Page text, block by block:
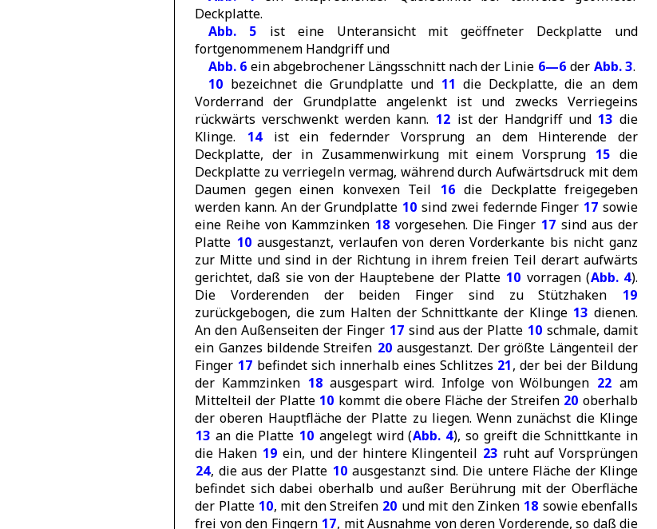
Deckplatte.
Abb. 5 ist eine Unteransicht mit geöffneter Deckplatte und
fortgenommenem Handgriff und
Abb. 6 ein abgebrochener Längsschnitt nach der Linie 6—6 der Abb. 3.
10 bezeichnet die Grundplatte und 11 die Deckplatte, die an dem
Vorderrand der Grundplatte angelenkt ist und zwecks Verriegeins
rückwärts verschwenkt werden kann. 12 ist der Handgriff und 13 die
Klinge. 14ist ein federnder Vorsprung an dem Hinterende der
Deckplatte, der in Zusammenwirkung mit einem Vorsprung 15 die
Deckplatte zu verriegeln vermag, während durch Aufwärtsdruck mit dem
Daumen gegen einen konvexen Teil
16 die Deckplatte freigegeben
werden kann. An der Grundplatte 10 sind zwei federnde Finger 17 sowie
eine Reihe von Kammzinken 18 vorgesehen. Die Finger 17 sind aus der
Platte 10 ausgestanzt, verlaufen von deren Vorderkante bis nicht ganz
zur Mitte und sind in der Richtung in ihrem freien Teil derart aufwärts
gerichtet, daß sie von der Hauptebene der Platte 10 vorragen (Abb. 4).
Die Vorderenden der beiden Finger sind zu Stützhaken 19
zurückgebogen, die zum Halten der Schnittkante der Klinge 13 dienen.
An den Außenseiten der Finger 17 sind aus der Platte 10 schmale, damit
ein Ganzes bildende Streifen 20 ausgestanzt. Der größte Längenteil der
Finger 17 befindet sich innerhalb eines Schlitzes 21, der bei der Bildung
der Kammzinken 18 ausgespart wird. Infolge von Wölbungen 22 am
Mittelteil der Platte 10 kommt die obere Fläche der Streifen 20 oberhalb
der oberen Hauptfläche der Platte zu liegen. Wenn zunächst die Klinge
13 an die Platte 10 angelegt wird (Abb. 4), so greift die Schnittkante in
die Haken 19 ein, und der hintere Klingenteil 23 ruht auf Vorsprüngen
24, die aus der Platte 10 ausgestanzt sind. Die untere Fläche der Klinge
befindet sich dabei oberhalb und außer Berührung mit der Oberfläche
der Platte 10, mit den Streifen 20 und mit den Zinken 18 sowie ebenfalls
frei von den Fingern 17, mit Ausnahme von deren Vorderende, so daß die